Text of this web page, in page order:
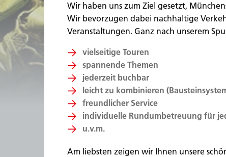
Wir haben uns zum Ziel gesetzt,
Wir bevorzugen dabei nachhaltige
Veranstaltungen. Ganz nach unserem
vielseitige Touren
spannende Themen
jederzeit buchbar
leicht zu kombinieren
freundlicher Service
individuelle Rundumbetreuung für
u.v.m.
Am liebsten zeigen wir Ihnen unsere